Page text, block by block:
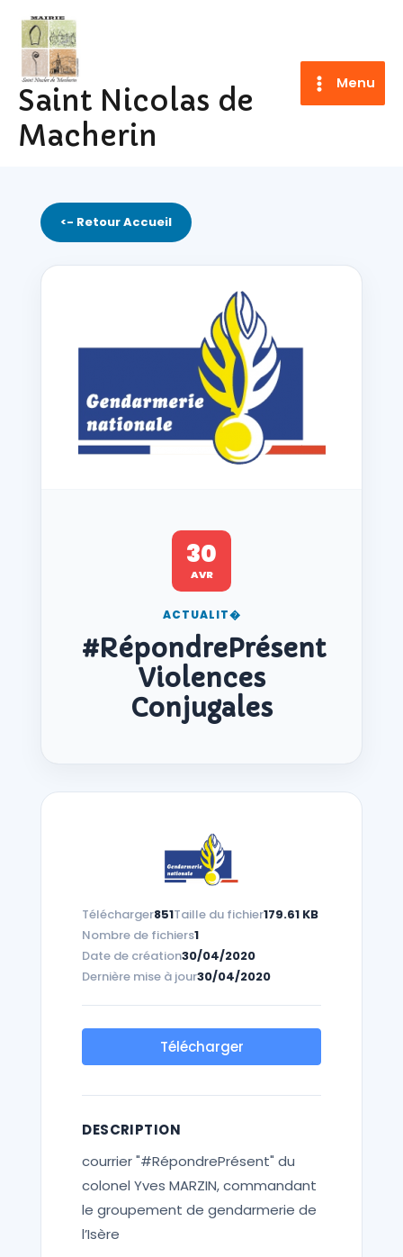
contenu
Saint Nicolas de
Macherin
Menu
<- Retour Accueil
30
AVR
ACTUALIT�
#RépondrePrésent
Violences
Conjugales
Télécharger851Taille du fichier179.61 KB
Nombre de fichiers1
Date de création30/04/2020
Dernière mise à jour30/04/2020
Télécharger
DESCRIPTION
courrier "#RépondrePrésent" du
colonel Yves MARZIN, commandant
le groupement de gendarmerie de
l’Isère